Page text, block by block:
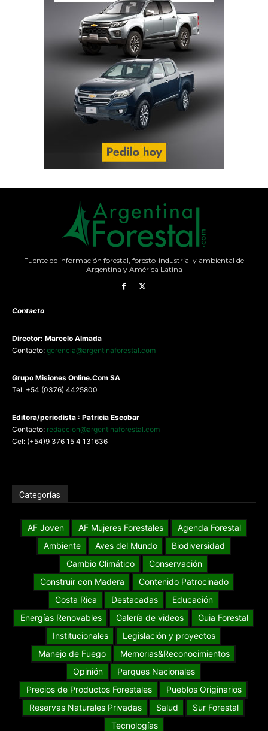
Fuente de información forestal, foresto-industrial y ambiental de
Argentina y América Latina
Contacto
Director: Marcelo Almada
Contacto: gerencia@argentinaforestal.com
Grupo Misiones Online.Com SA
Tel: +54 (0376) 4425800
Editora/periodista : Patricia Escobar
Contacto: redaccion@argentinaforestal.com
Cel: (+54)9 376 15 4 131636
Categorías
AF Joven AF Mujeres Forestales
Agenda Forestal
Ambiente
Aves del Mundo
Biodiversidad
Cambio Climático
Conservación
Construir con Madera
Contenido Patrocinado
Costa Rica
Destacadas
Educación
Energías Renovables
Galería de videos
Guia Forestal
Institucionales
Legislación y proyectos
Manejo de Fuego
Memorias&Reconocimientos
Opinión
Parques Nacionales
Precios de Productos Forestales
Pueblos Originarios
Reservas Naturales Privadas
Salud
Sur Forestal
Tecnologías